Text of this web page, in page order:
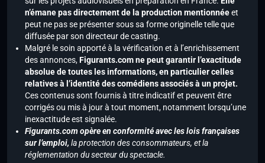
n’émane pas directement de la production mentionnéeet
peut ne pas se présenter sous sa forme originelle telle que
diffusée par son directeur de casting.
Malgré le soin apporté à la vérification et à l’enrichissement
des annonces,Figurants.com ne peut garantir l’exactitude
absolue de toutes les informations, en particulier celles
relatives à l’identité des comédiens associés à un projet.
Ces contenus sont fournis à titre indicatif et peuvent être
corrigés ou mis à jour à tout moment, notamment lorsqu’une
inexactitude est signalée.
Figurants.com opère en conformité avec les lois françaises
sur l’emploi, la protection des consommateurs, et la
réglementation du secteur du spectacle.